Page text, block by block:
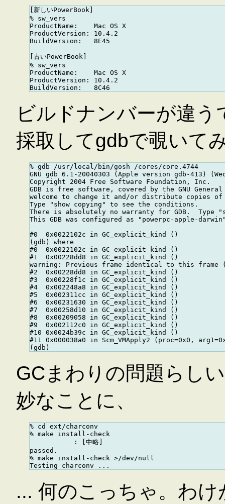
[新しいPowerBook]
% sw_vers
ProductName:    Mac OS X
ProductVersion: 10.4.2
BuildVersion:   8E45
[古いPowerBook]
% sw_vers
ProductName:    Mac OS X
ProductVersion: 10.4.2
ビルドナンバーが違
採取してgdbで覗いて
% gdb /usr/local/bin/gosh /cores/core.4744
GNU gdb 6.1-20040303 (Apple version gdb-413)
Copyright 2004 Free Software Foundation, Inc.
GDB is free software, covered by the GNU
welcome to change it and/or distribute copies
Type "show copying" to see the conditions.
There is absolutely no warranty for GDB.  Type
This GDB was configured as "powerpc-apple-
#0  0x0022102c in GC_explicit_kind ()
(gdb) where
#0  0x0022102c in GC_explicit_kind ()
#1  0x00228dd8 in GC_explicit_kind ()
warning: Previous frame identical to this frame
#2  0x00228dd8 in GC_explicit_kind ()
#3  0x00228f1c in GC_explicit_kind ()
#4  0x002248a8 in GC_explicit_kind ()
#5  0x002311cc in GC_explicit_kind ()
#6  0x00231630 in GC_explicit_kind ()
#7  0x00258d10 in GC_explicit_kind ()
#8  0x00209058 in GC_explicit_kind ()
#9  0x002112c0 in GC_explicit_kind ()
#10 0x0024b39c in GC_explicit_kind ()
#11 0x000038a0 in Scm_VMApply2 (proc=0x0,
GCまわりの問題らし
妙なことに、
% cd ext/charconv
% make install-check
           : [中略]
passed.
% make install-check >/dev/null
... 何のこっちゃ。わ